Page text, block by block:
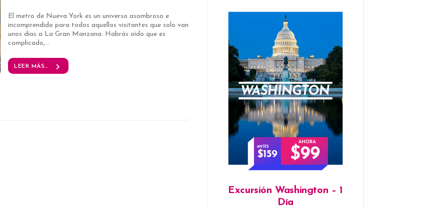
El metro de Nueva York es un universo asombroso e
incomprendido para todos aquellos visitantes que solo van
unos días a La Gran Manzana. Habrás oído que es
complicado,...
LEER MÁS...
Excursión Washington – 1
Día